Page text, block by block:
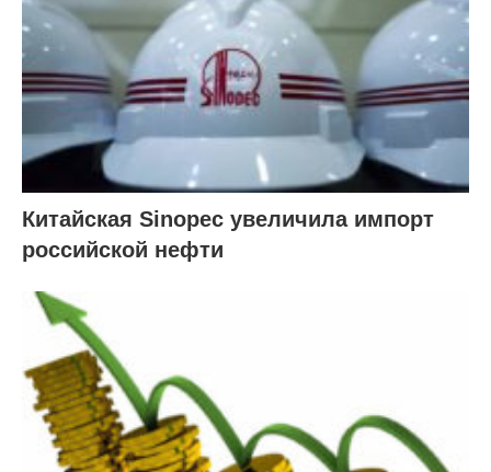
Китайская Sinopec увеличила импорт
российской нефти